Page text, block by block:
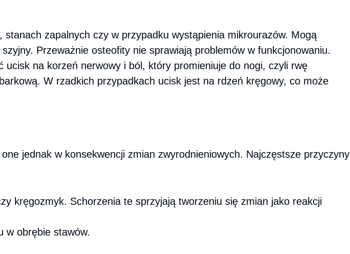
zapalnych czy w przypadku wystąpienia mikrourazów. Mogą
Przeważnie osteofity nie sprawiają problemów w funkcjonowaniu.
na korzeń nerwowy i ból, który promieniuje do nogi, czyli rwę
W rzadkich przypadkach ucisk jest na rdzeń kręgowy, co może
jednak w konsekwencji zmian zwyrodnieniowych. Najczęstsze przyczyny
kręgozmyk. Schorzenia te sprzyjają tworzeniu się zmian jako reakcji
w obrębie stawów.